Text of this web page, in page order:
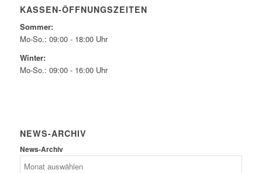
KASSEN-ÖFFNUNGSZEITEN
Sommer:
Mo-So.: 09:00 - 18:00 Uhr
Winter:
Mo-So.: 09:00 - 16:00 Uhr
NEWS-ARCHIV
News-Archiv